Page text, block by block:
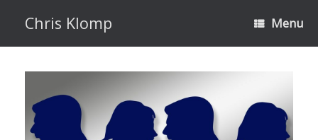
inhoud
Chris Klomp Menu